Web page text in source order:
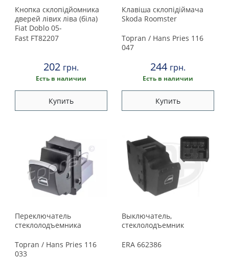
Кнопка склопідйомника
дверей лівих ліва (біла)
Fiat Doblo 05-
Fast FT82207
202 грн.
Есть в наличии
Купить
Клавіша склопідіймача
Skoda Roomster
Topran / Hans Pries 116
047
244 грн.
Есть в наличии
Купить
Переключатель
стеклолодъемника
Topran / Hans Pries 116
033
Выключатель,
стеклолодъемник
ERA 662386